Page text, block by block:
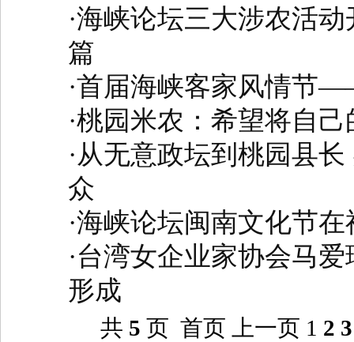
·海峡论坛三大涉农活
篇
·首届海峡客家风情节
·桃园米农：希望将自
·从无意政坛到桃园县
众
·海峡论坛闽南文化节
·台湾女企业家协会马
形成
共 5 页 首页 上一页 1 2 3